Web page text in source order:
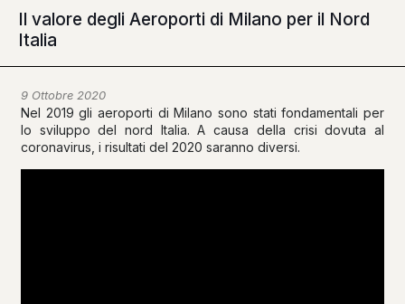
Il valore degli Aeroporti di Milano per il Nord
Italia
9 Ottobre 2020
Nel 2019 gli aeroporti di Milano sono stati fondamentali per
lo sviluppo del nord Italia. A causa della crisi dovuta al
coronavirus, i risultati del 2020 saranno diversi.